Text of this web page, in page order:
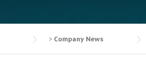
> Company News